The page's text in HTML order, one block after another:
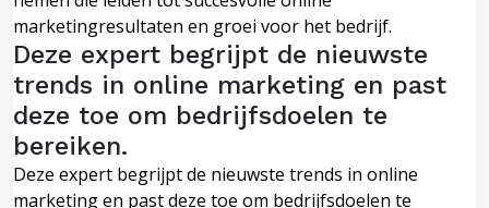
marketingresultaten en groei voor het bedrijf.
Deze expert begrijpt de nieuwste
trends in online marketing en past
deze toe om bedrijfsdoelen te
bereiken.
Deze expert begrijpt de nieuwste trends in online
marketing en past deze toe om bedrijfsdoelen te